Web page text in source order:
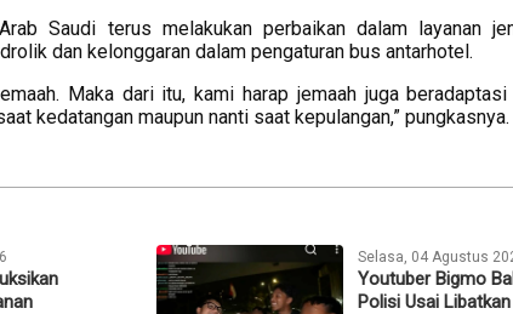
Saudi terus melakukan perbaikan dalam layanan
dan kelonggaran dalam pengaturan bus antarhotel.
Maka dari itu, kami harap jemaah juga
kedatangan maupun nanti saat kepulangan,” pungkasnya.
Selasa, 04 Agustus
Youtuber Bigmo
Polisi Usai